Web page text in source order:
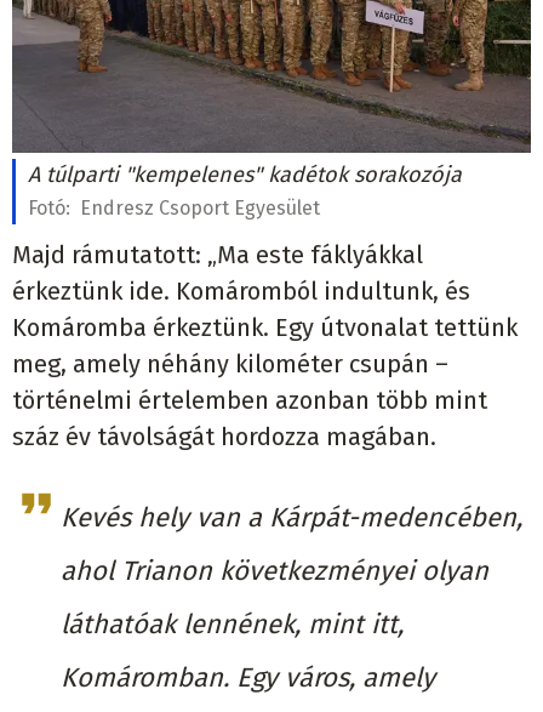
A túlparti "kempelenes" kadétok sorakozója
Fotó: Endresz Csoport Egyesület
Majd rámutatott: „Ma este fáklyákkal
érkeztünk ide. Komáromból indultunk, és
Komáromba érkeztünk. Egy útvonalat tettünk
meg, amely néhány kilométer csupán –
történelmi értelemben azonban több mint
száz év távolságát hordozza magában.
Kevés hely van a Kárpát-medencében,
ahol Trianon következményei olyan
láthatóak lennének, mint itt,
Komáromban. Egy város, amely